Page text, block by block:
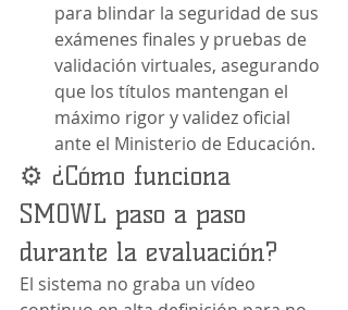
para blindar la seguridad de sus
exámenes finales y pruebas de
validación virtuales, asegurando
que los títulos mantengan el
máximo rigor y validez oficial
ante el Ministerio de Educación.
⚙️ ¿Cómo funciona
SMOWL paso a paso
durante la evaluación?
El sistema no graba un vídeo